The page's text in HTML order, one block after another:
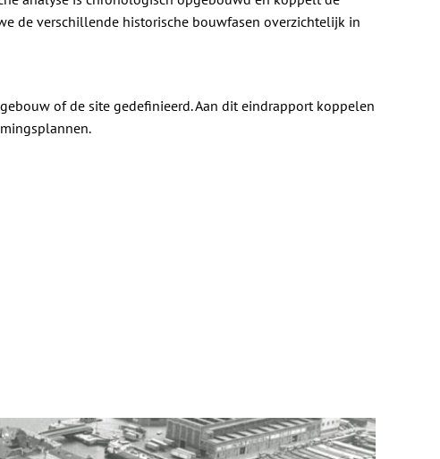
de verschillende historische bouwfasen overzichtelijk in
of de site gedefinieerd. Aan dit eindrapport koppelen